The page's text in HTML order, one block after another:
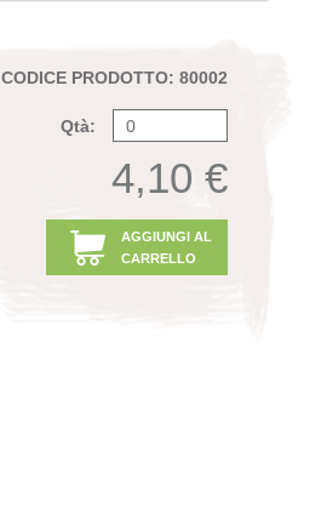
CODICE PRODOTTO: 80002
Qtà:
4,10 €
AGGIUNGI AL
CARRELLO